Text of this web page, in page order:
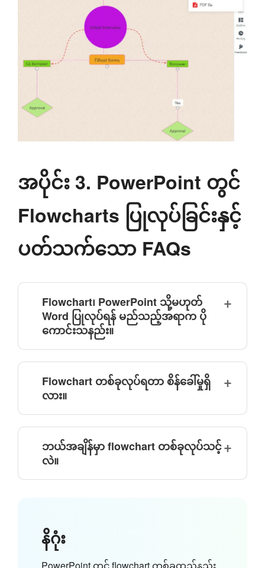
အပိုင်း 3. PowerPoint တွင်
Flowcharts ပြုလုပ်ခြင်းနှင့်
ပတ်သက်သော FAQs
Flowchart၊ PowerPoint သို့မဟုတ်
Word ပြုလုပ်ရန် မည်သည့်အရာက ပို
ကောင်းသနည်း။
Flowchart တစ်ခုလုပ်ရတာ စိန်ခေါ်မှုရှိ
လား။
ဘယ်အချိန်မှာ flowchart တစ်ခုလုပ်သင့်
လဲ။
နိဂုံး